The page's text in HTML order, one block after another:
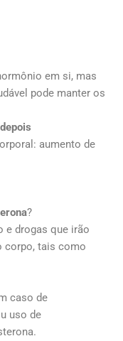
em si, mas
pode manter os
aumento de
?
e drogas que irão
corpo, tais como
caso de
uso de